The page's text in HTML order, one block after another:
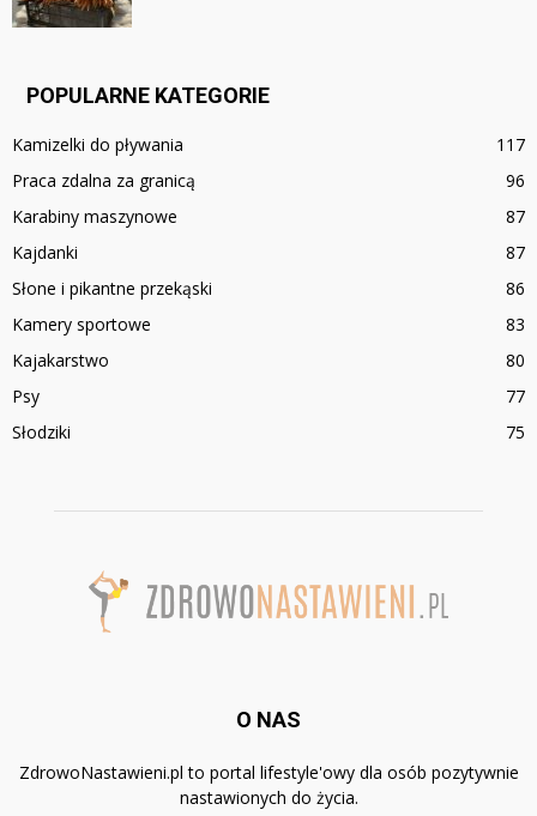
POPULARNE KATEGORIE
Kamizelki do pływania
117
Praca zdalna za granicą
96
Karabiny maszynowe
87
Kajdanki
87
Słone i pikantne przekąski
86
Kamery sportowe
83
Kajakarstwo
80
Psy
77
Słodziki
75
O NAS
ZdrowoNastawieni.pl to portal lifestyle'owy dla osób pozytywnie
nastawionych do życia.